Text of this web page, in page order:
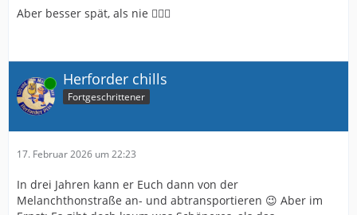
Aber besser spät, als nie 🤷🏼‍♀️
Online Herforder chills
Fortgeschrittener
17. Februar 2026 um 22:23
In drei Jahren kann er Euch dann von der
Melanchthonstraße an- und abtransportieren 😉 Aber im